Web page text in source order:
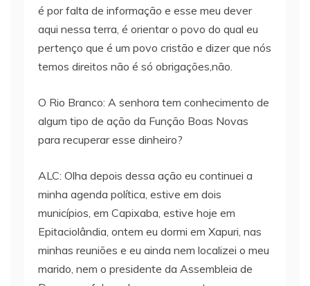
é por falta de informação e esse meu dever
aqui nessa terra, é orientar o povo do qual eu
pertenço que é um povo cristão e dizer que nós
temos direitos não é só obrigações,não.
O Rio Branco: A senhora tem conhecimento de
algum tipo de ação da Função Boas Novas
para recuperar esse dinheiro?
ALC: Olha depois dessa ação eu continuei a
minha agenda política, estive em dois
municípios, em Capixaba, estive hoje em
Epitaciolândia, ontem eu dormi em Xapuri, nas
minhas reuniões e eu ainda nem localizei o meu
marido, nem o presidente da Assembleia de